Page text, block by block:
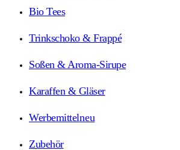
Bio Tees
Trinkschoko & Frappé
Soßen & Aroma-Sirupe
Karaffen & Gläser
Werbemittelneu
Zubehör